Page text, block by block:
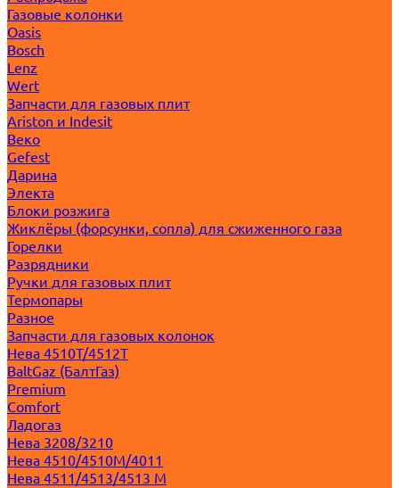
Газовые колонки
Oasis
Bosch
Lenz
Wert
Запчасти для газовых плит
Ariston и Indesit
Веко
Gefest
Дарина
Электа
Блоки розжига
Жиклёры (форсунки, сопла) для сжиженного газа
Горелки
Разрядники
Ручки для газовых плит
Термопары
Разное
Запчасти для газовых колонок
Нева 4510T/4512T
BaltGaz (БалтГаз)
Premium
Comfort
Ладогаз
Нева 3208/3210
Нева 4510/4510M/4011
Нева 4511/4513/4513 M